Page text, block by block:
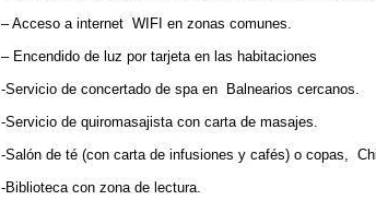
– Acceso a internet WIFI en zonas
– Encendido de luz por tarjeta en las habitaciones
-Servicio de concertado de spa en Balnearios cercanos.
-Servicio de quiromasajista con carta de masajes.
-Salón de té (con carta de infusiones y cafés) o copas,
-Biblioteca con zona de lectura.